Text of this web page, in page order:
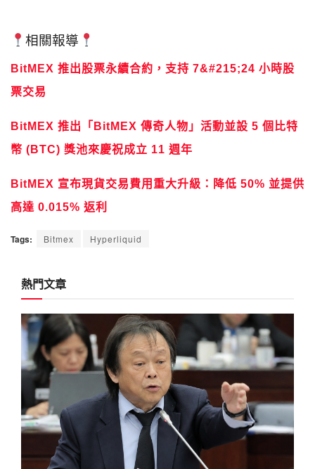
相關報導
BitMEX 推出股票永續合約，支持 7&#215;24 小時股
票交易
BitMEX 推出「BitMEX 傳奇人物」活動並設 5 個比特
幣 (BTC) 獎池來慶祝成立 11 週年
BitMEX 宣布現貨交易費用重大升級：降低 50% 並提供
高達 0.015% 返利
Tags: Bitmex Hyperliquid
熱門文章